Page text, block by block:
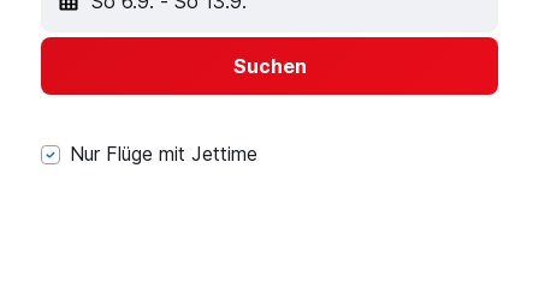
Suchen
Nur Flüge mit Jettime